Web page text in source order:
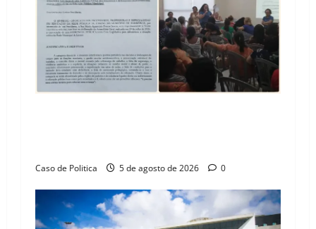
n
Caso de Politica 5 de agosto de 2026 0